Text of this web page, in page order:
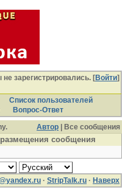
не зарегистрировались. [Войти]
Список пользователей
Вопрос-Ответ
Автор | Все сообщения
сообщения
· StripTalk.ru · Наверх